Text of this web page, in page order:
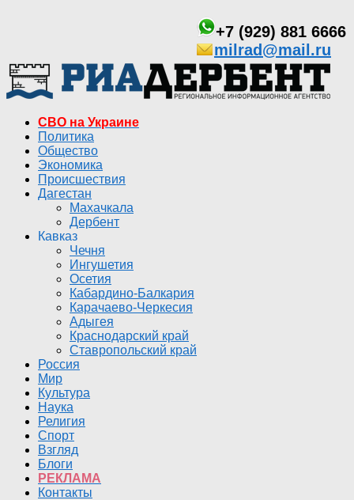
+7 (929) 881 6666
milrad@mail.ru
СВО на Украине
Политика
Общество
Экономика
Происшествия
Дагестан
Махачкала
Дербент
Кавказ
Чечня
Ингушетия
Осетия
Кабардино-Балкария
Карачаево-Черкесия
Адыгея
Краснодарский край
Ставропольский край
Россия
Мир
Культура
Наука
Религия
Спорт
Взгляд
Блоги
РЕКЛАМА
Контакты